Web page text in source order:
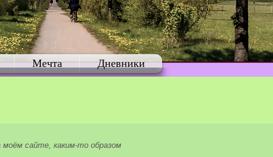
Мечта Дневники
сайте, каким-то образом